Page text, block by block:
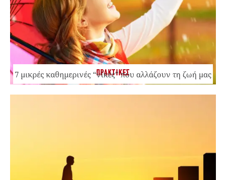
ΠΡΑΚΤΙΚΕΣ
7 μικρές καθημερινές “νίκες” που αλλάζουν τη ζωή μας